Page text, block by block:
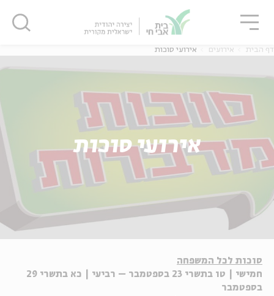
דף הבית אירועים אירועי סוכות
אירועי סוכות
סוכות לכל המשפחה
חמישי | טו בתשרי 23 בספטמבר – רביעי | כא בתשרי 29
בספטמבר
סגור